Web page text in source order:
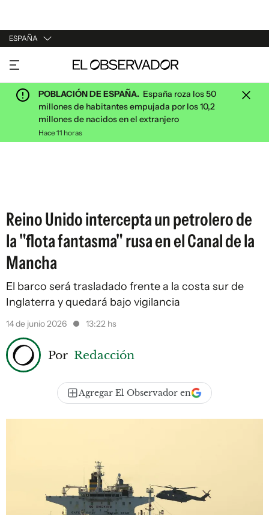
ESPAÑA
URUGUAY
ARGENTINA
ESPAÑA
ESTADOS UNIDOS
POBLACIÓN DE ESPAÑA. España roza los 50
millones de habitantes empujada por los 10,2
millones de nacidos en el extranjero
Hace 11 horas
Reino Unido intercepta un petrolero de
la "flota fantasma" rusa en el Canal de la
Mancha
El barco será trasladado frente a la costa sur de
Inglaterra y quedará bajo vigilancia
14 de junio 2026 13:22 hs
Por Redacción
Agregar El Observador en